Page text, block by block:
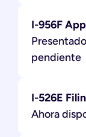
I-956F
pendiente
I-526E
Ahora